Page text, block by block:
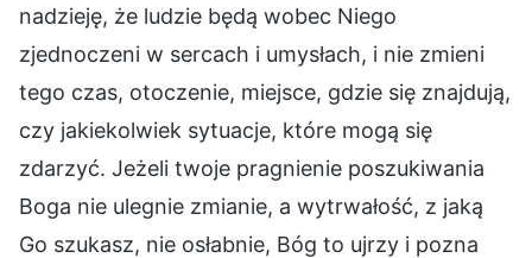
nadzieję, że ludzie będą wobec Niego
zjednoczeni w sercach i umysłach, i nie zmieni
tego czas, otoczenie, miejsce, gdzie się znajdują,
czy jakiekolwiek sytuacje, które mogą się
zdarzyć. Jeżeli twoje pragnienie poszukiwania
Boga nie ulegnie zmianie, a wytrwałość, z jaką
Go szukasz, nie osłabnie, Bóg to ujrzy i pozna